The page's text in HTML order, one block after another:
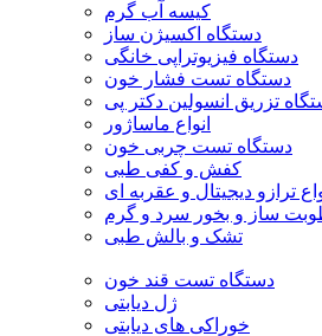
کیسه آب گرم
دستگاه اکسیژن ساز
دستگاه فیزیوتراپی خانگی
دستگاه تست فشار خون
تزریق انسولین دکتر پی
انواع ماساژور
دستگاه تست چربی خون
کفش و کفی طبی
ترازو دیجیتال و عقربه ای
ساز و بخور سرد و گرم
تشک و بالش طبی
دستگاه تست قند خون
ژل دیابتی
خوراکی های دیابتی